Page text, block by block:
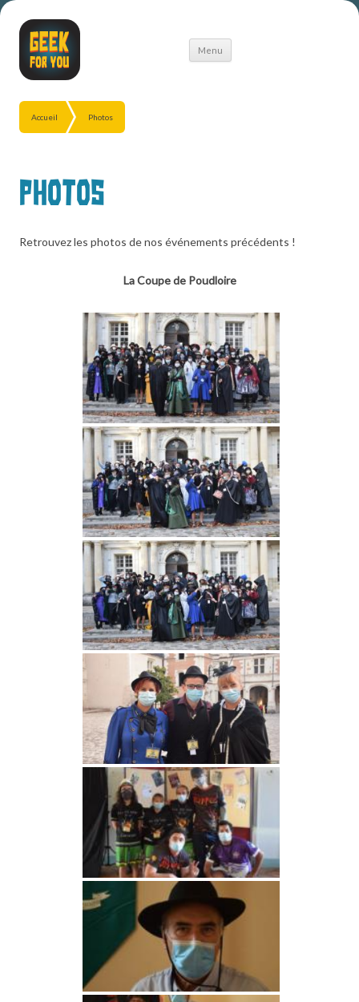
Menu
Aller
Accueil Photos
Photos
Retrouvez les photos de nos événements précédents !
La Coupe de Poudloire